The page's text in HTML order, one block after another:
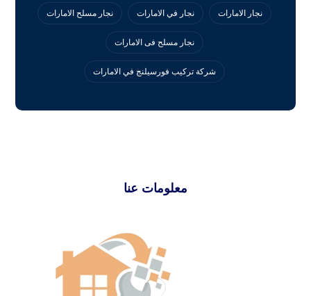
نجار الامارات نجار في الامارات نجار مسلح الامارات
نجار مسلح فى الامارات
‏شركة تركيب فورسيلنج في الامارات
معلومات عنا